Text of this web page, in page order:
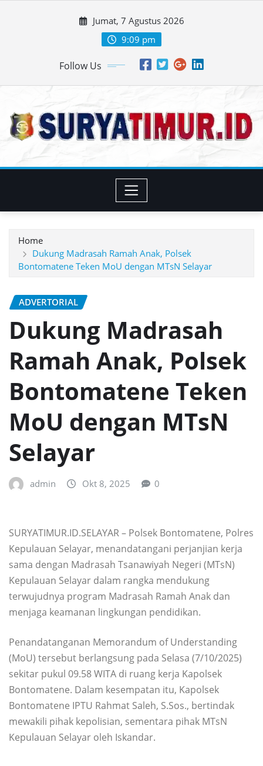
Jumat, 7 Agustus 2026
9:09 pm
Follow Us
Home
Dukung Madrasah Ramah Anak, Polsek
Bontomatene Teken MoU dengan MTsN Selayar
ADVERTORIAL
Dukung Madrasah
Ramah Anak, Polsek
Bontomatene Teken
MoU dengan MTsN
Selayar
admin Okt 8, 2025 0
SURYATIMUR.ID.SELAYAR – Polsek Bontomatene, Polres
Kepulauan Selayar, menandatangani perjanjian kerja
sama dengan Madrasah Tsanawiyah Negeri (MTsN)
Kepulauan Selayar dalam rangka mendukung
terwujudnya program Madrasah Ramah Anak dan
menjaga keamanan lingkungan pendidikan.
Penandatanganan Memorandum of Understanding
(MoU) tersebut berlangsung pada Selasa (7/10/2025)
sekitar pukul 09.58 WITA di ruang kerja Kapolsek
Bontomatene. Dalam kesempatan itu, Kapolsek
Bontomatene IPTU Rahmat Saleh, S.Sos., bertindak
mewakili pihak kepolisian, sementara pihak MTsN
Kepulauan Selayar oleh Iskandar.